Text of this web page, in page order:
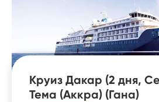
Круиз Дакар (2 дня,
Тема (Аккра) (Гана)